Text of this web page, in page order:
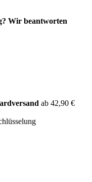
Wir beantworten
ab 42,90 €